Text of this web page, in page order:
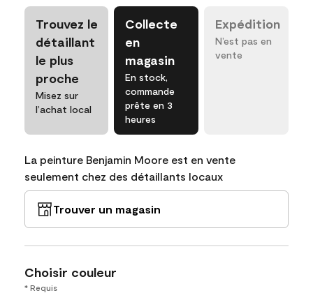
Trouvez le
détaillant
le plus
proche
Misez sur
l’achat local
Collecte
en
magasin
En stock,
commande
prête en 3
heures
Expédition
N’est pas en
vente
La peinture Benjamin Moore est en vente
seulement chez des détaillants locaux
Trouver un magasin
Choisir couleur
* Requis